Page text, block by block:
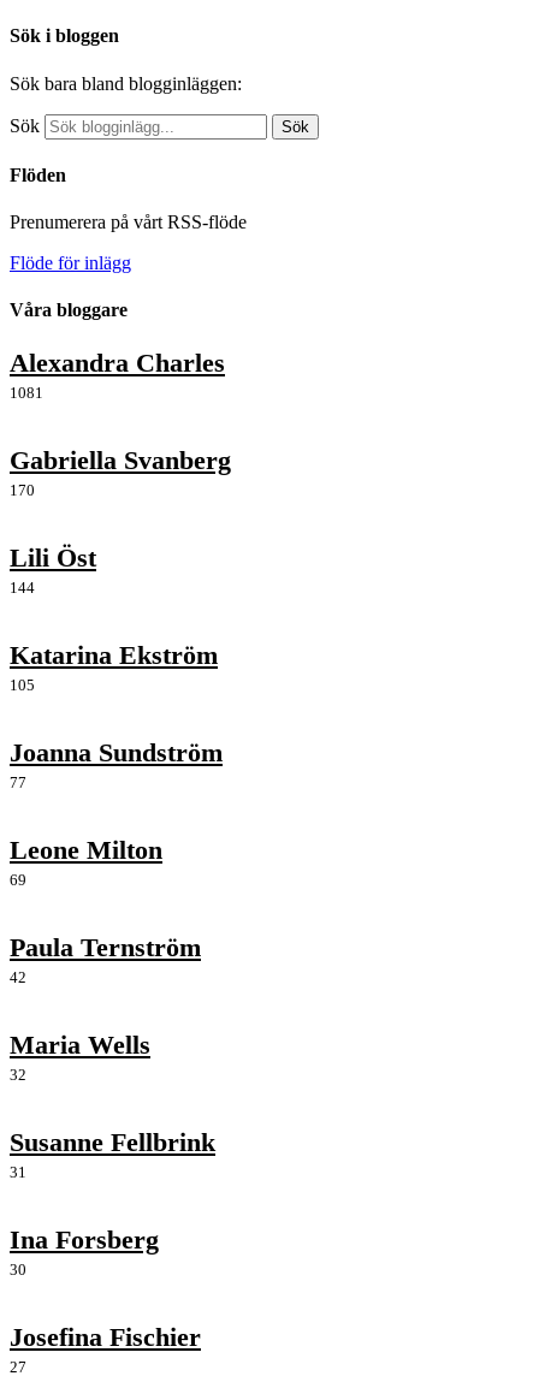
Sök i bloggen
Sök bara bland blogginläggen:
Sök Sök
Flöden
Prenumerera på vårt RSS-flöde
Flöde för inlägg
Våra bloggare
Alexandra Charles
1081
Gabriella Svanberg
170
Lili Öst
144
Katarina Ekström
105
Joanna Sundström
77
Leone Milton
69
Paula Ternström
42
Maria Wells
32
Susanne Fellbrink
31
Ina Forsberg
30
Josefina Fischier
27